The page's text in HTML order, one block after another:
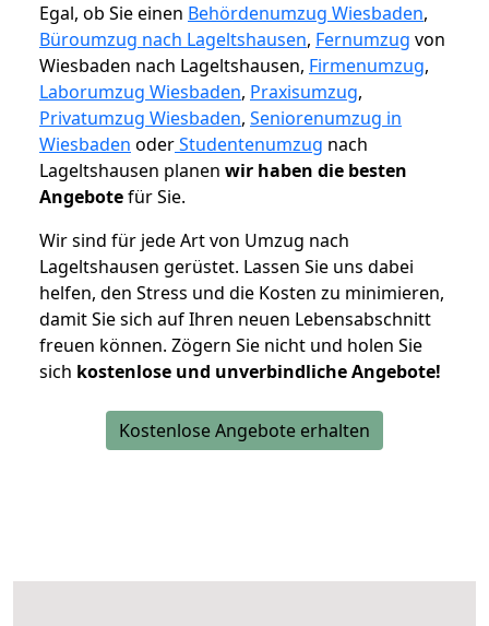
Egal, ob Sie einen Behördenumzug Wiesbaden,
Büroumzug nach Lageltshausen, Fernumzug von
Wiesbaden nach Lageltshausen, Firmenumzug,
Laborumzug Wiesbaden, Praxisumzug,
Privatumzug Wiesbaden, Seniorenumzug in
Wiesbaden oderStudentenumzug nach
Lageltshausen planen wir haben die besten
Angebotefür Sie.
Wir sind für jede Art von Umzug nach
Lageltshausen gerüstet. Lassen Sie uns dabei
helfen, den Stress und die Kosten zu minimieren,
damit Sie sich auf Ihren neuen Lebensabschnitt
freuen können. Zögern Sie nicht und holen Sie
sich kostenlose und unverbindliche Angebote!
Kostenlose Angebote erhalten